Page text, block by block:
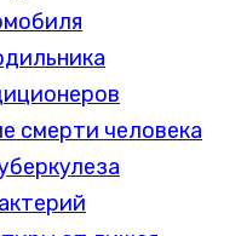
смерти человека